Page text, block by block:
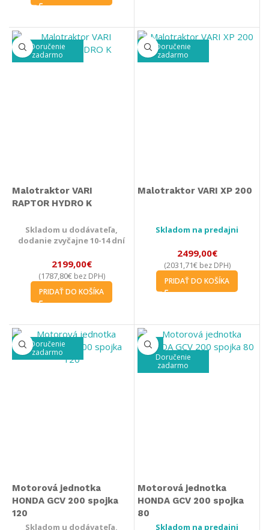
Doručenie
zadarmo
Malotraktor VARI
RAPTOR HYDRO K
Skladom u dodávateľa,
dodanie zvyčajne 10-14 dní
2199,00€
(1787,80€bez DPH)
PRIDAŤ DO KOŠÍKA
Doručenie
zadarmo
Malotraktor VARI XP 200
Skladom na predajni
2499,00€
(2031,71€bez DPH)
PRIDAŤ DO KOŠÍKA
Doručenie
zadarmo
Motorová jednotka
HONDA GCV 200 spojka
120
Skladom u dodávateľa,
-11%
Doručenie
zadarmo
Motorová jednotka
HONDA GCV 200 spojka
80
Skladom na predajni